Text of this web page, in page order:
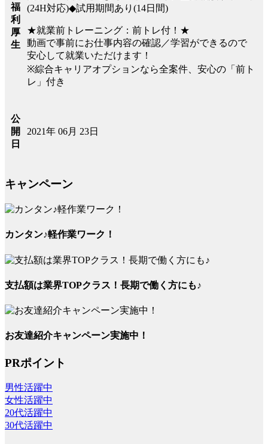
福
利
厚
生
(24H対応)◆試用期間あり(14日間)
★就業前トレーニング：前トレ付！★
動画で事前にお仕事内容の確認／学習ができるので
安心して就業いただけます！
※綜合キャリアオプションなら全案件、安心の「前ト
レ」付き
公
開
日
2021年 06月 23日
キャンペーン
カンタン♪軽作業ワーク！
支払額は業界TOPクラス！長期で働く方にも♪
お友達紹介キャンペーン実施中！
PRポイント
男性活躍中
女性活躍中
20代活躍中
30代活躍中